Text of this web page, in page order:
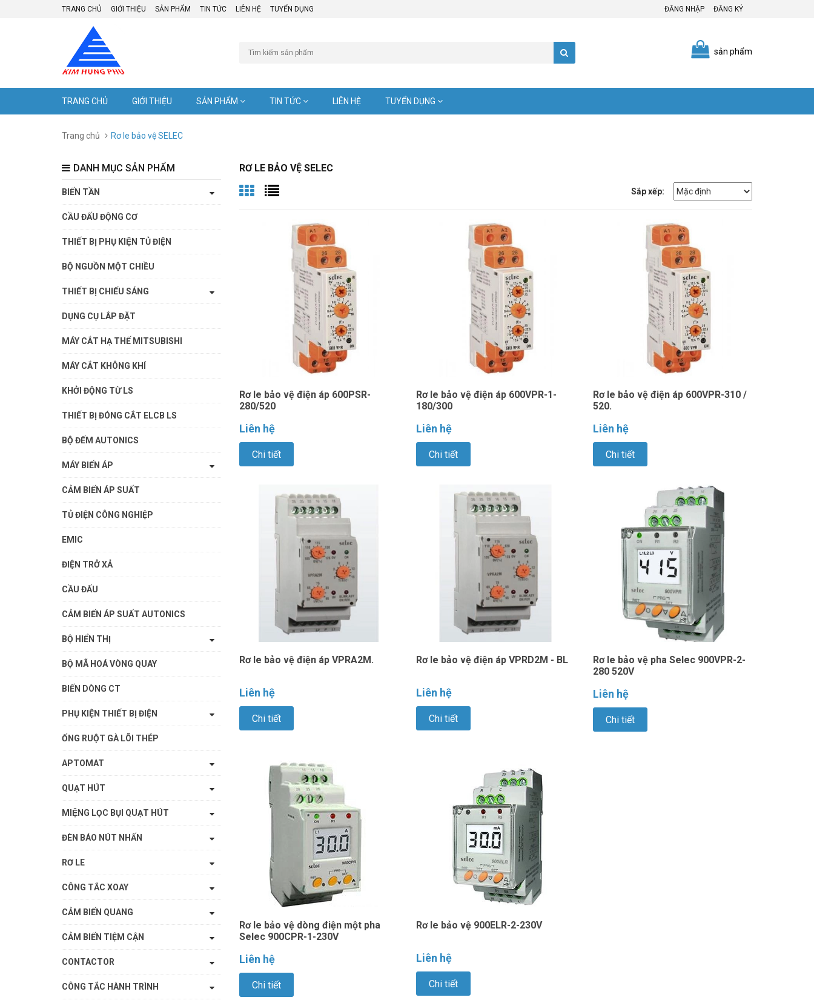
TRANG CHỦ GIỚI THIỆU SẢN PHẨM TIN TỨC LIÊN HỆ TUYỂN DỤNG ĐĂNG NHẬP ĐĂNG KÝ
sản phẩm
TRANG CHỦ GIỚI THIỆU SẢN PHẨM TIN TỨC LIÊN HỆ TUYỂN DỤNG
Trang chủ Rơ le bảo vệ SELEC
RƠ LE BẢO VỆ SELEC
Sắp xếp:
Rơ le bảo vệ điện áp 600PSR-
280/520
Liên hệ
Chi tiết
Rơ le bảo vệ điện áp 600VPR-1-
180/300
Liên hệ
Chi tiết
Rơ le bảo vệ điện áp 600VPR-310 /
520.
Liên hệ
Chi tiết
Rơ le bảo vệ điện áp VPRA2M.
Liên hệ
Chi tiết
Rơ le bảo vệ điện áp VPRD2M - BL
Liên hệ
Chi tiết
Rơ le bảo vệ pha Selec 900VPR-2-
280 520V
Liên hệ
Chi tiết
Rơ le bảo vệ dòng điện một pha
Selec 900CPR-1-230V
Liên hệ
Chi tiết
Rơ le bảo vệ 900ELR-2-230V
Liên hệ
Chi tiết
DANH MỤC SẢN PHẨM
BIẾN TẦN
CẦU ĐẤU ĐỘNG CƠ
THIẾT BỊ PHỤ KIỆN TỦ ĐIỆN
BỘ NGUỒN MỘT CHIỀU
THIẾT BỊ CHIẾU SÁNG
DỤNG CỤ LẮP ĐẶT
MÁY CẮT HẠ THẾ MITSUBISHI
MÁY CẮT KHÔNG KHÍ
KHỞI ĐỘNG TỪ LS
THIẾT BỊ ĐÓNG CẮT ELCB LS
BỘ ĐẾM AUTONICS
MÁY BIẾN ÁP
CẢM BIẾN ÁP SUẤT
TỦ ĐIỆN CÔNG NGHIỆP
EMIC
ĐIỆN TRỞ XẢ
CẦU ĐẤU
CẢM BIẾN ÁP SUẤT AUTONICS
BỘ HIỂN THỊ
BỘ MÃ HOÁ VÒNG QUAY
BIẾN DÒNG CT
PHỤ KIỆN THIẾT BỊ ĐIỆN
ỐNG RUỘT GÀ LÕI THÉP
APTOMAT
QUẠT HÚT
MIỆNG LỌC BỤI QUẠT HÚT
ĐÈN BÁO NÚT NHẤN
RƠ LE
CÔNG TẮC XOAY
CẢM BIẾN QUANG
CẢM BIẾN TIỆM CẬN
CONTACTOR
CÔNG TẮC HÀNH TRÌNH